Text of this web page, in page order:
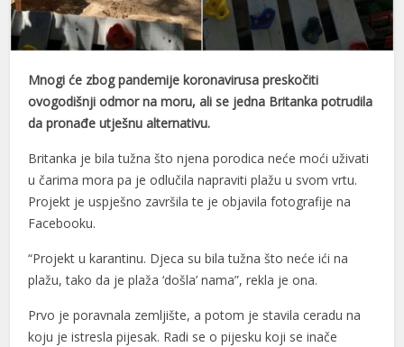
Mnogi će zbog pandemije koronavirusa preskočiti
ovogodišnji odmor na moru, ali se jedna Britanka potrudila
da pronađe utješnu alternativu.
Britanka je bila tužna što njena porodica neće moći uživati
u čarima mora pa je odlučila napraviti plažu u svom vrtu.
Projekt je uspješno završila te je objavila fotografije na
Facebooku.
“Projekt u karantinu. Djeca su bila tužna što neće ići na
plažu, tako da je plaža ‘došla’ nama”, rekla je ona.
Prvo je poravnala zemljište, a potom je stavila ceradu na
koju je istresla pijesak. Radi se o pijesku koji se inače